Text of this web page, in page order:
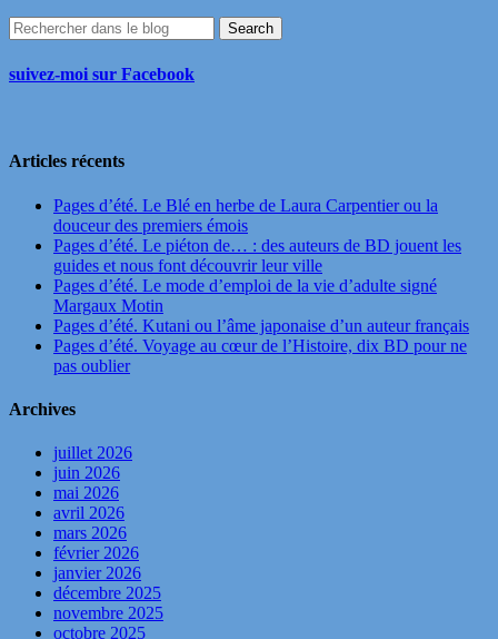
suivez-moi sur Facebook
Articles récents
Pages d’été. Le Blé en herbe de Laura Carpentier ou la
douceur des premiers émois
Pages d’été. Le piéton de… : des auteurs de BD jouent les
guides et nous font découvrir leur ville
Pages d’été. Le mode d’emploi de la vie d’adulte signé
Margaux Motin
Pages d’été. Kutani ou l’âme japonaise d’un auteur français
Pages d’été. Voyage au cœur de l’Histoire, dix BD pour ne
pas oublier
Archives
juillet 2026
juin 2026
mai 2026
avril 2026
mars 2026
février 2026
janvier 2026
décembre 2025
novembre 2025
octobre 2025